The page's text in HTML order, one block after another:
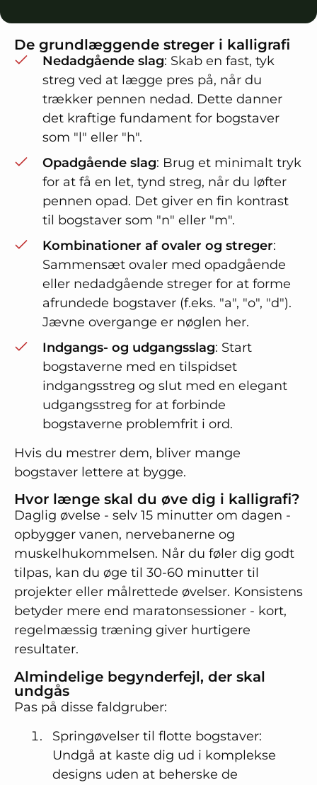
De grundlæggende streger i kalligrafi
Nedadgående slag: Skab en fast, tyk
streg ved at lægge pres på, når du
trækker pennen nedad. Dette danner
det kraftige fundament for bogstaver
som "l" eller "h".
Opadgående slag: Brug et minimalt tryk
for at få en let, tynd streg, når du løfter
pennen opad. Det giver en fin kontrast
til bogstaver som "n" eller "m".
Kombinationer af ovaler og streger:
Sammensæt ovaler med opadgående
eller nedadgående streger for at forme
afrundede bogstaver (f.eks. "a", "o", "d").
Jævne overgange er nøglen her.
Indgangs- og udgangsslag: Start
bogstaverne med en tilspidset
indgangsstreg og slut med en elegant
udgangsstreg for at forbinde
bogstaverne problemfrit i ord.
Hvis du mestrer dem, bliver mange
bogstaver lettere at bygge.
Hvor længe skal du øve dig i kalligrafi?
Daglig øvelse - selv 15 minutter om dagen -
opbygger vanen, nervebanerne og
muskelhukommelsen. Når du føler dig godt
tilpas, kan du øge til 30-60 minutter til
projekter eller målrettede øvelser. Konsistens
betyder mere end maratonsessioner - kort,
regelmæssig træning giver hurtigere
resultater.
Almindelige begynderfejl, der skal
undgås
Pas på disse faldgruber:
Springøvelser til flotte bogstaver:
Undgå at kaste dig ud i komplekse
designs uden at beherske de